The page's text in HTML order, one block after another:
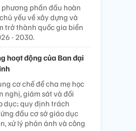
phấn đấu hoàn
yếu về xây dựng và
trở thành quốc gia biển
- 2030.
hoạt động của Ban đại
cơ chế để cha mẹ học
nghị, giám sát và đối
dục; quy định trách
đầu cơ sở giáo dục
xử lý phản ánh và công